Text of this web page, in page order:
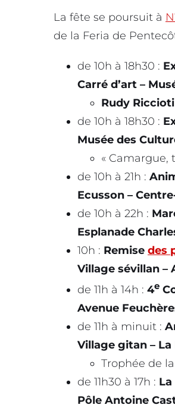
La fête se poursuit à
de la Feria de
de 10h à 18h30 :
Carré d’art –
Rudy Riccioti
de 10h à 18h30 :
Musée des
« Camargue,
de 10h à 21h :
Ecusson –
de 10h à 22h :
Esplanade
10h : Remise des
Village sévillan –
de 11h à 14h : 4e
Avenue
de 11h à minuit :
Village gitan –
Trophée de
de 11h30 à 17h :
Pôle Antoine